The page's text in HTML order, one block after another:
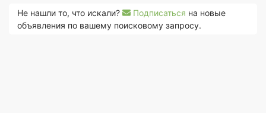
Не нашли то, что искали? Подписаться на новые
объявления по вашему поисковому запросу.